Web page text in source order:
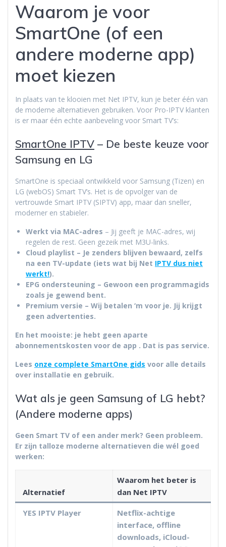
Waarom je voor
SmartOne (of een
andere moderne app)
moet kiezen
In plaats van te klooien met Net IPTV, kun je beter één van
de moderne alternatieven gebruiken. Voor Pro-IPTV klanten
is er maar één echte aanbeveling voor Smart TV’s:
SmartOne IPTV – De beste keuze voor
Samsung en LG
SmartOne is speciaal ontwikkeld voor Samsung (Tizen) en
LG (webOS) Smart TV’s. Het is de opvolger van de
vertrouwde Smart IPTV (SIPTV) app, maar dan sneller,
moderner en stabieler.
Werkt via MAC-adres – Jij geeft je MAC-adres, wij
regelen de rest. Geen gezeik met M3U-links.
Cloud playlist – Je zenders blijven bewaard, zelfs
na een TV-update (iets wat bij Net IPTV dus niet
werkt!).
EPG ondersteuning – Gewoon een programmagids
zoals je gewend bent.
Premium versie – Wij betalen ‘m voor je. Jij krijgt
geen advertenties.
En het mooiste: je hebt geen aparte
abonnementskosten voor de app . Dat is pas service.
Lees onze complete SmartOne gids voor alle details
over installatie en gebruik.
Wat als je geen Samsung of LG hebt?
(Andere moderne apps)
Geen Smart TV of een ander merk? Geen probleem.
Er zijn talloze moderne alternatieven die wél goed
werken:
Alternatief
Waarom het beter is
dan Net IPTV
YES IPTV Player
Netflix-achtige
interface, offline
downloads, iCloud-